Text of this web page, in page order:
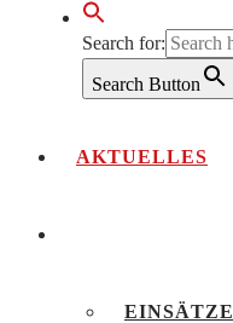
Search for:
Search Button
AKTUELLES
EINSÄTZE